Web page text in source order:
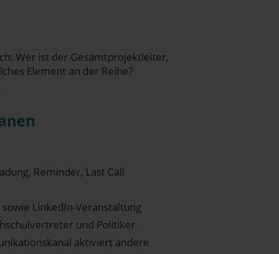
Wer ist der Gesamt­pro­jekt­lei­ter,
Ele­ment an der Reihe?
Remin­der, Last Call
LinkedIn-Veranstaltung
und Politiker
akti­viert ande­re